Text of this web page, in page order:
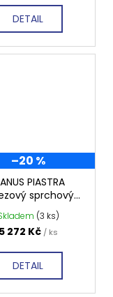
DETAIL
–20 %
PIASTRA
sprchový
750x130x55
GMP83
(3 ks)
5 272 Kč / ks
DETAIL